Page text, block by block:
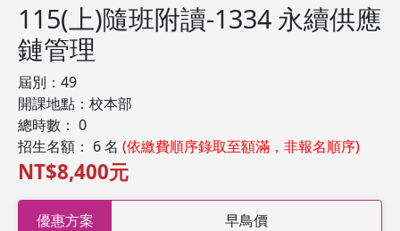
115(上)隨班附讀-1334 永續供應
鏈管理
屆別：49
開課地點：校本部
總時數： 0
招生名額： 6 名 (依繳費順序錄取至額滿，非報名順序)
NT$8,400元
優惠方案 早鳥價